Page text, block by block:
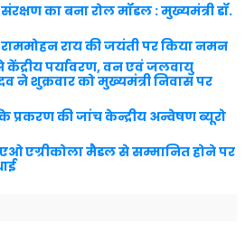
का बना रोल मॉडल : मुख्यमंत्री डॉ.
राममोहन राय की जयंती पर किया नमन
केंद्रीय पर्यावरण, वन एवं जलवायु
ने शुक्रवार को मुख्यमंत्री निवास पर
के प्रकरण की जांच केन्द्रीय अन्वेषण ब्यूरो
एग्रीकोला मैडल से सम्मानित होने पर